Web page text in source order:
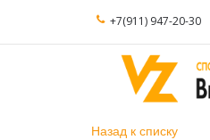
+7(911) 947-20-30
Назад к списку